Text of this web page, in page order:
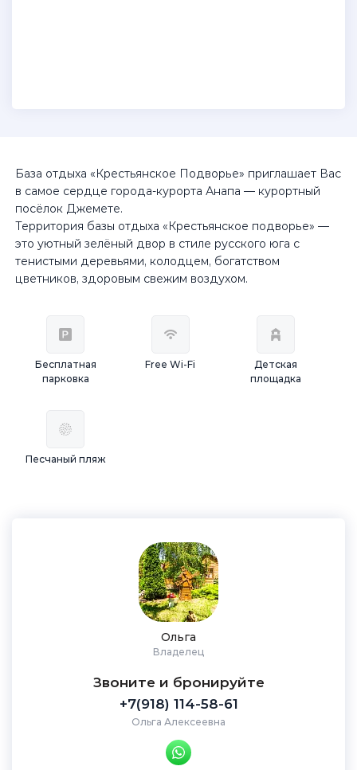
База отдыха «Крестьянское Подворье» приглашает Вас
в самое сердце города-курорта Анапа — курортный
посёлок Джемете.
Территория базы отдыха «Крестьянское подворье» —
это уютный зелёный двор в стиле русского юга с
тенистыми деревьями, колодцем, богатством
цветников, здоровым свежим воздухом.
Бесплатная
парковка
Free Wi-Fi
Детская
площадка
Песчаный пляж
Ольга
Владелец
Звоните и бронируйте
+7(918) 114-58-61
Ольга Алексеевна